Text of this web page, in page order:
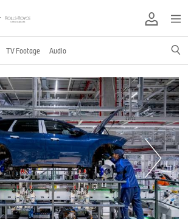
TV Footage Audio